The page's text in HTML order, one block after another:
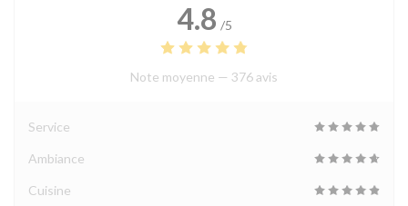
4.8 /5
Note moyenne — 376 avis
Service
Ambiance
Cuisine